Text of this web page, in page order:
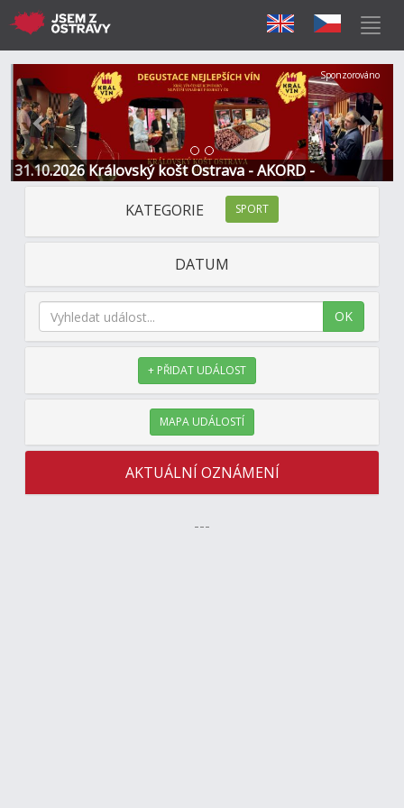
31.10.2026 Královský košt Ostrava - AKORD -
Restaurace a Hotel
Předchozí Další
Sponzorováno
KATEGORIE SPORT
DATUM
OK
+ PŘIDAT UDÁLOST
MAPA UDÁLOSTÍ
AKTUÁLNÍ OZNÁMENÍ
---